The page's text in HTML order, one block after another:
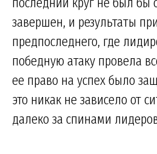
завершен, и результаты
предпоследнего, где
победную атаку провела
ее право на успех было
это никак не зависело от
далеко за спинами